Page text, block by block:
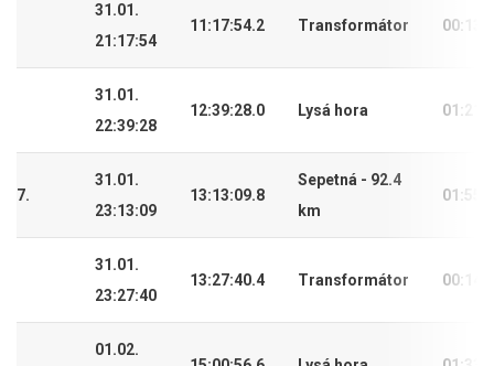
31.01.
21:17:54
11:17:54.2 Transformátor
31.01.
22:39:28
12:39:28.0 Lysá hora
7.
31.01.
23:13:09
13:13:09.8
Sepetná - 92.4
km
31.01.
23:27:40
13:27:40.4 Transformátor
01.02.